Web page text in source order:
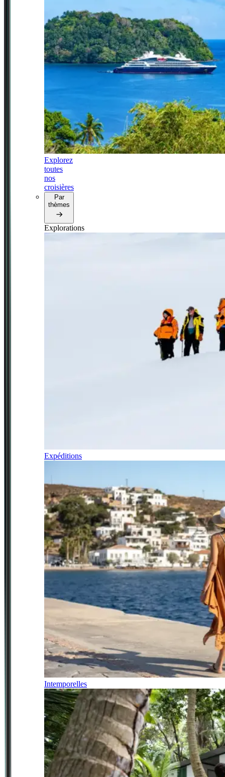
Explorez
toutes
nos
croisières
Par
thèmes
Explorations
Expéditions
Intemporelles